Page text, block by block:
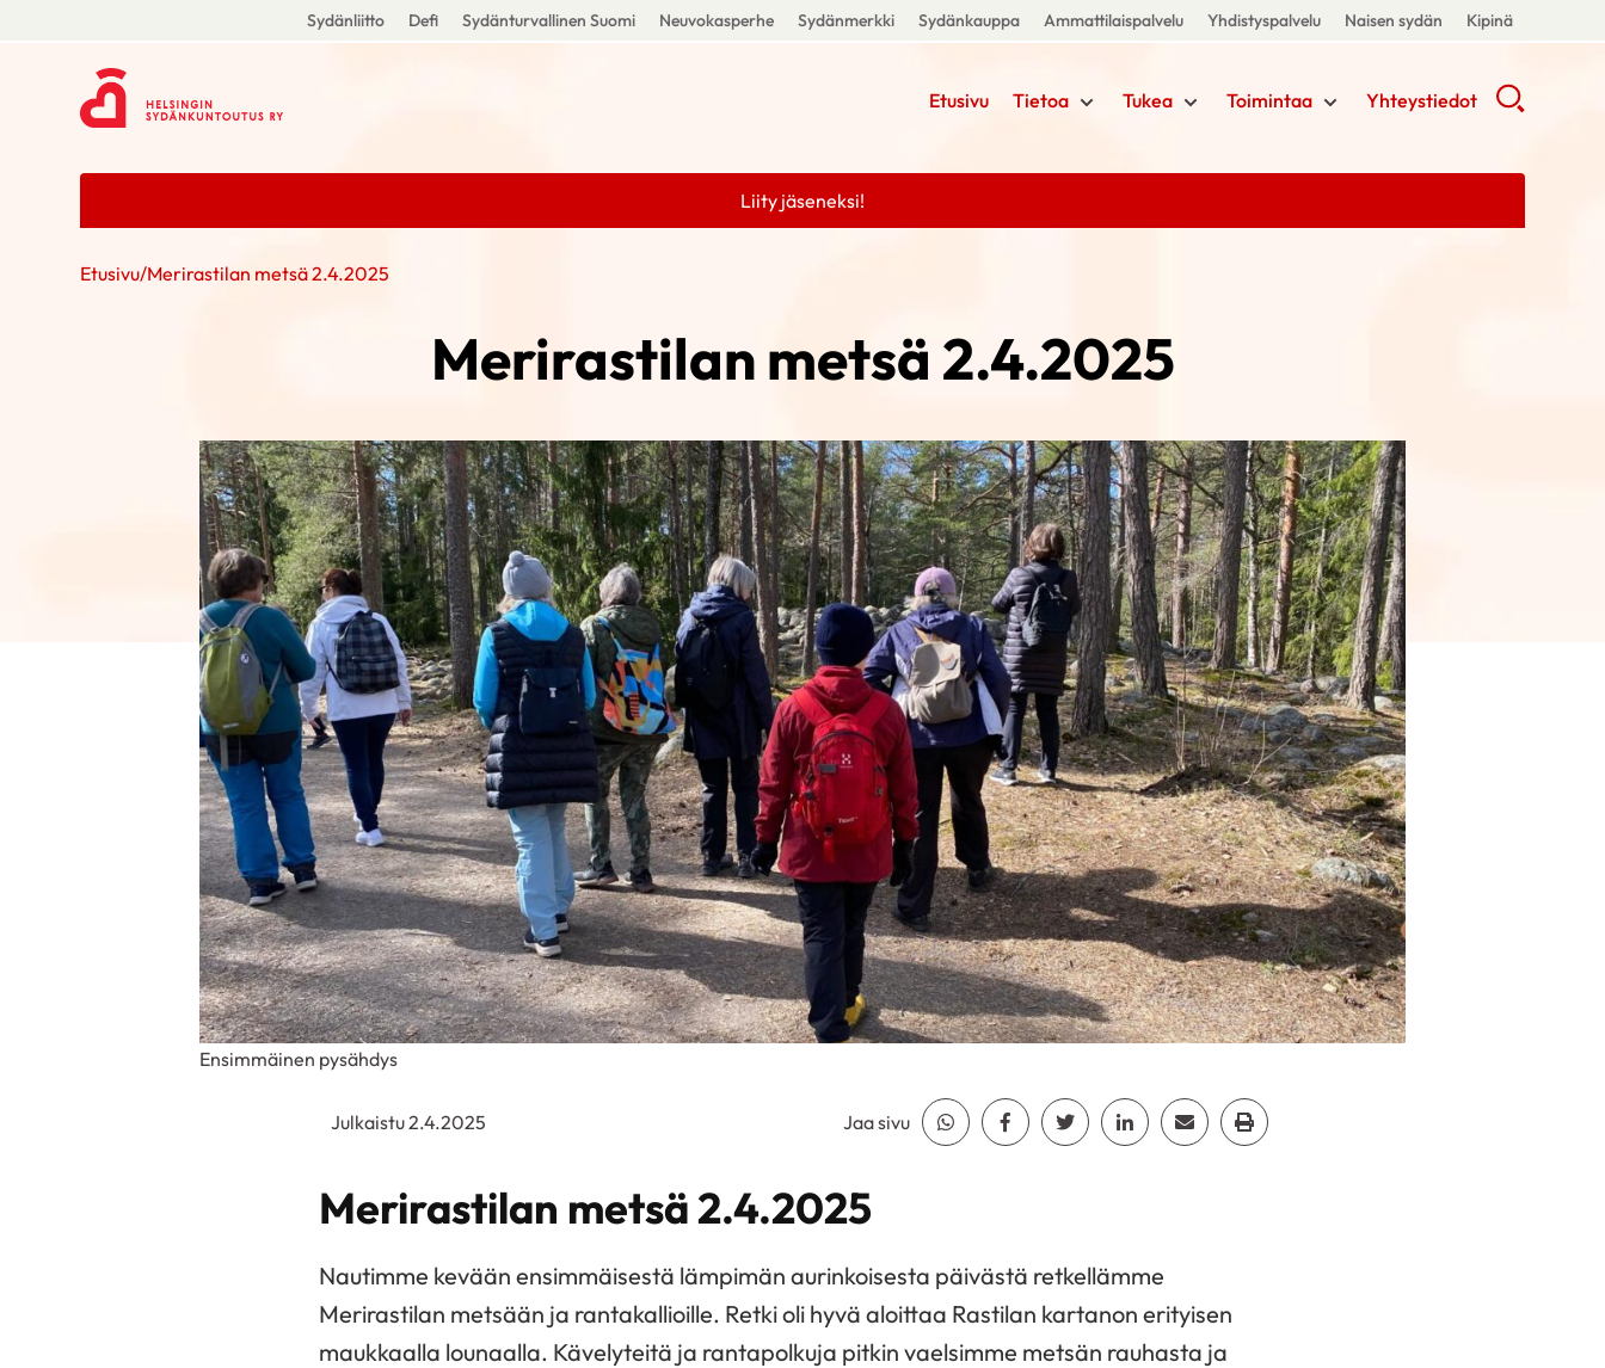
Sydänliitto Defi Sydänturvallinen Suomi Neuvokasperhe Sydänmerkki Sydänkauppa Ammattilaispalvelu Yhdistyspalvelu Naisen sydän Kipinä
Etusivu Tietoa Tukea Toimintaa Yhteystiedot
Liity jäseneksi!
Etusivu/Merirastilan metsä 2.4.2025
Merirastilan metsä 2.4.2025
Julkaistu 2.4.2025 Jaa sivu Jaa Whatsapp
Jaa Facebook
Jaa TwitterJaa LinkedinJaa EmailJaa Print
Ensimmäinen pysähdys
Merirastilan metsä 2.4.2025
Nautimme kevään ensimmäisestä lämpimän aurinkoisesta päivästä retkellämme
Merirastilan metsään ja rantakallioille. Retki oli hyvä aloittaa Rastilan kartanon erityisen
maukkaalla lounaalla. Kävelyteitä ja rantapolkuja pitkin vaelsimme metsän rauhasta ja